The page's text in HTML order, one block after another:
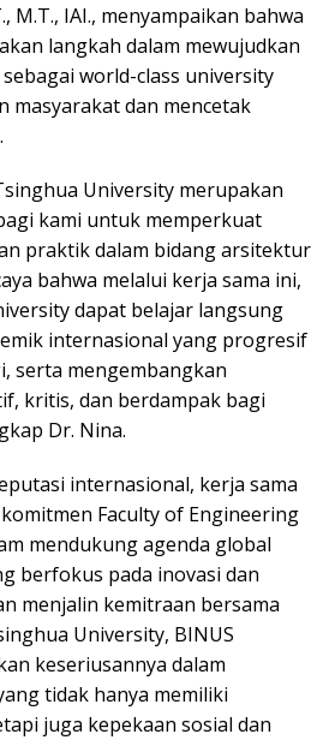
M.T., IAI., menyampaikan bahwa
langkah dalam mewujudkan
world-class university
masyarakat dan mencetak
University merupakan
kami untuk memperkuat
praktik dalam bidang arsitektur
bahwa melalui kerja sama ini,
dapat belajar langsung
internasional yang progresif
serta mengembangkan
kritis, dan berdampak bagi
Dr. Nina.
internasional, kerja sama
Faculty of Engineering
mendukung agenda global
berfokus pada inovasi dan
menjalin kemitraan bersama
University, BINUS
keseriusannya dalam
tidak hanya memiliki
juga kepekaan sosial dan